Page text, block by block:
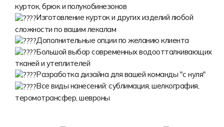
курток, брюк и полукобинезонов
Изготовление курток и других изделий любой
сложности по вашим лекалам
Дополнительные опции по желанию клиента
Большой выбор современных водоотталкивающих
тканей и утеплителей
Разработка дизайна для вашей команды "с нуля"
Все виды нанесений: сублимация, шелкография,
теромотрансфер, шевроны